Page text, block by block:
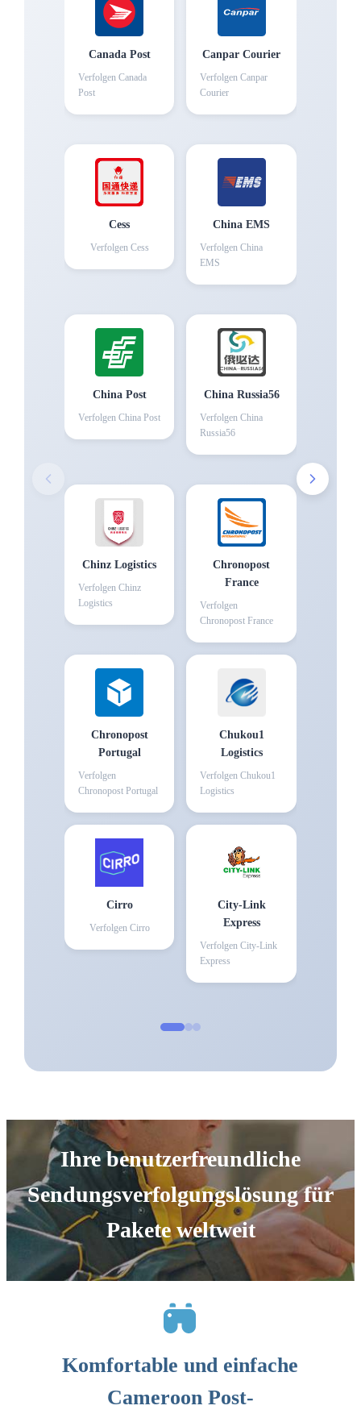
Canada Post
Verfolgen Canada
Post
Canpar Courier
Verfolgen Canpar
Courier
Cess
Verfolgen Cess
China EMS
Verfolgen China
EMS
China Post
Verfolgen China Post
China Russia56
Verfolgen China
Russia56
Chinz Logistics
Verfolgen Chinz
Logistics
Chronopost
France
Verfolgen
Chronopost France
Chronopost
Portugal
Verfolgen
Chronopost Portugal
Chukou1
Logistics
Verfolgen Chukou1
Logistics
Cirro
Verfolgen Cirro
City-Link
Express
Verfolgen City-Link
Express
Ihre benutzerfreundliche
Sendungsverfolgungslösung für
Pakete weltweit
Komfortable und einfache
Cameroon Post-